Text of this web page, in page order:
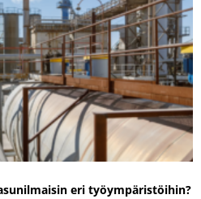
eri työympäristöihin?